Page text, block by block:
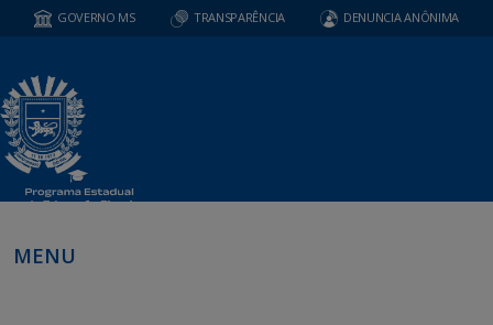
GOVERNO MS TRANSPARÊNCIA DENUNCIA ANÔNIMA
MENU